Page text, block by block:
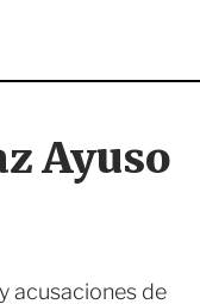
Ayuso
acusaciones de